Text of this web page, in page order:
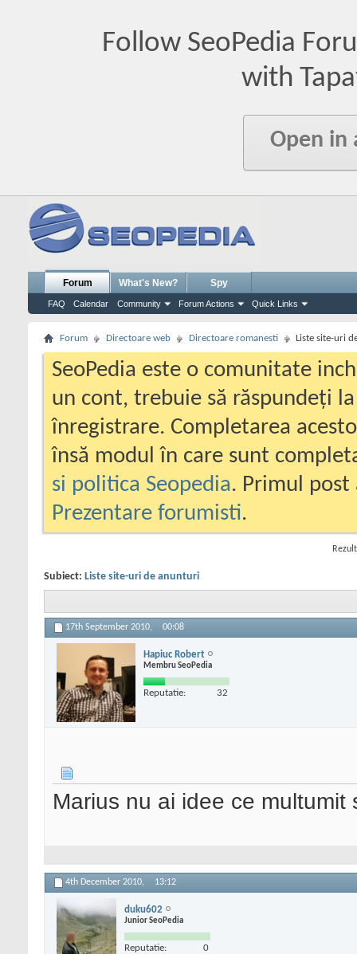
Follow SeoPedia
with
Open in
Forum
FAQ Calendar Community Forum Actions Quick Links
What's New? Spy
Forum Directoare web Directoare romanesti Liste site-uri
SeoPedia este o comunitate
un cont, trebuie să răspundeți
înregistrare. Completarea
însă modul în care sunt
si politica Seopedia. Primul
Prezentare forumisti.
Subiect: Liste site-uri de anunturi
17th September 2010, 00:08
Hapiuc Robert
Membru SeoPedia
Reputatie: 32
Marius nu ai idee ce
4th December 2010, 13:12
duku602
Junior SeoPedia
Reputatie: 0